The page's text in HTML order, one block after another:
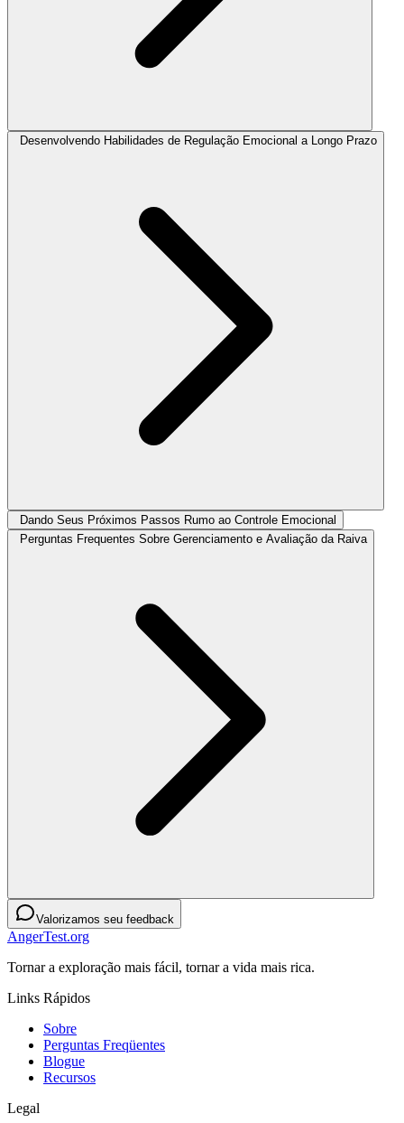
Desenvolvendo Habilidades de Regulação Emocional a Longo Prazo
Dando Seus Próximos Passos Rumo ao Controle Emocional
Perguntas Frequentes Sobre Gerenciamento e Avaliação da Raiva
Valorizamos seu feedback
AngerTest.org
Tornar a exploração mais fácil, tornar a vida mais rica.
Links Rápidos
Sobre
Perguntas Freqüentes
Blogue
Recursos
Legal